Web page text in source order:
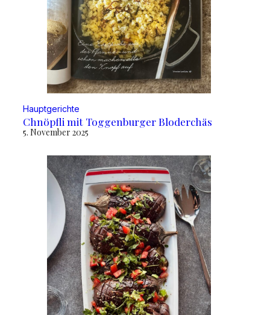
Hauptgerichte
Chnöpfli mit Toggenburger Bloderchäs
5. November 2025